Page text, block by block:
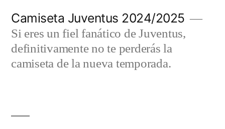
contenido
Camiseta Juventus 2024/2025
Si eres un fiel fanático de Juventus,
definitivamente no te perderás la
camiseta de la nueva temporada.